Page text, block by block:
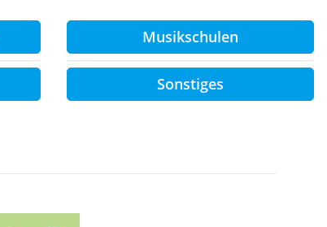
Musikschulen
Sonstiges